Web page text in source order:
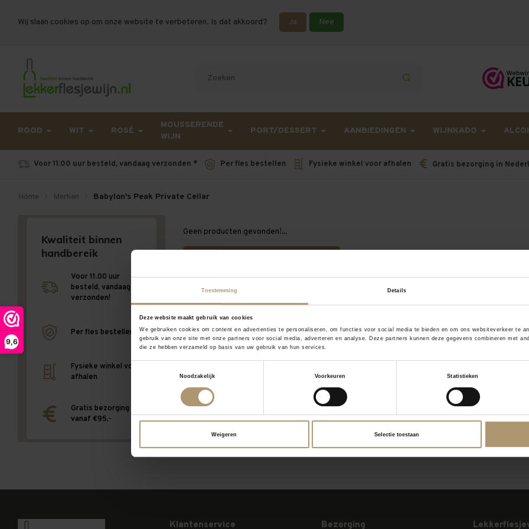
9,6
Toestemming Details
Deze website maakt gebruik van cookies
We gebruiken cookies om content en advertenties te personaliseren, om functies voor social media te bieden en om ons websiteverkeer te
gebruik van onze site met onze partners voor social media, adverteren en analyse. Deze partners kunnen deze gegevens combineren met
die ze hebben verzameld op basis van uw gebruik van hun services.
Toestemmingsselectie
Noodzakelijk
Voorkeuren Statistieken
Weigeren Selectie toestaan
Wij slaan cookies op om onze website te verbeteren. Is dat akkoord? Ja Nee
Let op, vanwege drukte bij PostNL kan uw bestelling langer onderweg zijn dan gebruikelijk - Bestellingen van het
ROOD WIT ROSÉ
MOUSSERENDE
WIJN
PORT/DESSERT AANBIEDINGEN WIJNKADO
Voor 11:00 uur besteld, vandaag verzonden * Per fles bestellen Fysieke winkel voor afhalen Gratis bezorging in
Home Merken Babylon's Peak Private Cellar
Kwaliteit binnen
handbereik
Voor 11.00 uur
besteld, vandaag
verzonden!
Per fles bestellen
Fysieke winkel voor
afhalen
Gratis bezorging
vanaf €95,-
Geen producten gevonden!...
Klantenservice Bezorging